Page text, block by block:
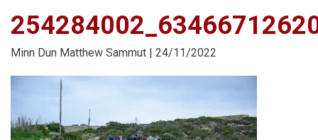
Minn Dun Matthew Sammut | 24/11/2022